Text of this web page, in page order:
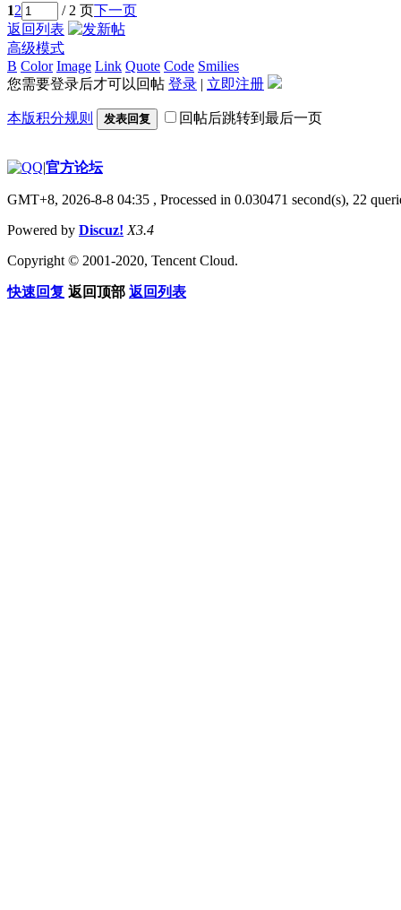
12 / 2 页下一页
返回列表
高级模式
B Color Image Link Quote Code Smilies
您需要登录后才可以回帖 登录 | 立即注册
本版积分规则 发表回复 回帖后跳转到最后一页
|官方论坛
GMT+8, 2026-8-8 04:35 , Processed in 0.030471 second(s), 22
Powered by Discuz! X3.4
Copyright © 2001-2020, Tencent Cloud.
快速回复 返回顶部 返回列表